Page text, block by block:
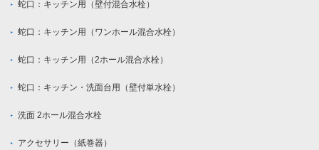
蛇口：キッチン用（壁付混合水栓）
蛇口：キッチン用（ワンホール混合水栓）
蛇口：キッチン用（2ホール混合水栓）
蛇口：キッチン・洗面台用（壁付単水栓）
洗面 2ホール混合水栓
アクセサリー（紙巻器）